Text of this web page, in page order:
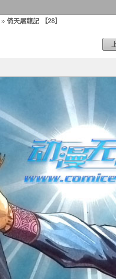
» 倚天屠龍記 【28】